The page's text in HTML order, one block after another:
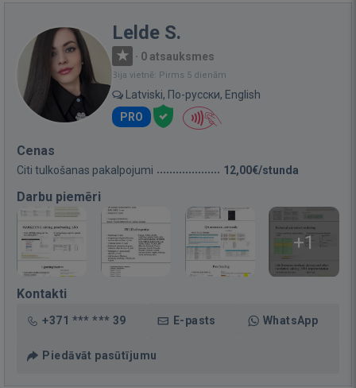
Lelde S.
· 0 atsauksmes
Bija vietnē: Pirms 5 dienām
Latviski, По-русски, English
PRO
Cenas
Citi tulkošanas pakalpojumi 12,00€/stunda
Darbu piemēri
+1
Kontakti
+371 *** *** 39 E-pasts WhatsApp
Piedāvāt pasūtījumu